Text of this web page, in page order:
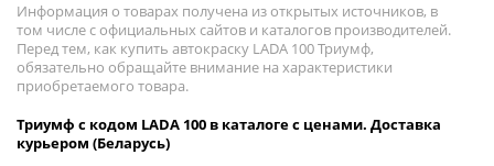
Информация о товарах получена из открытых источников, в
том числе с официальных сайтов и каталогов производителей.
Перед тем, как купить автокраску LADA 100 Триумф,
обязательно обращайте внимание на характеристики
приобретаемого товара.
Триумф с кодом LADA 100 в каталоге с ценами. Доставка
курьером (Беларусь)